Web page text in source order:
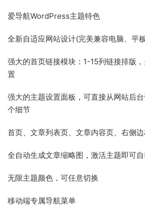
爱导航WordPress主题特色
全新自适应网站设计(完美兼容电脑、平
强大的首页链接模块：1-15列链接排版
置
强大的主题设置面板，可直接从网站后
个细节
首页、文章列表页、文章内容页、右侧
全自动生成文章缩略图，激活主题即可
无限主题颜色，可任意切换
移动端专属导航菜单